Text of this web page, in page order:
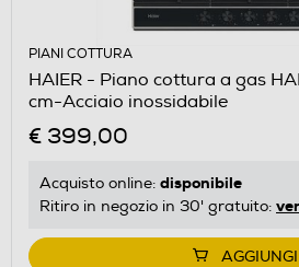
PIANI COTTURA
HAIER - Piano cottura a gas
cm-Acciaio inossidabile
€ 399,00
Acquisto online: disponibile
Ritiro in negozio in 30' gratuito:
AGGIUNGI